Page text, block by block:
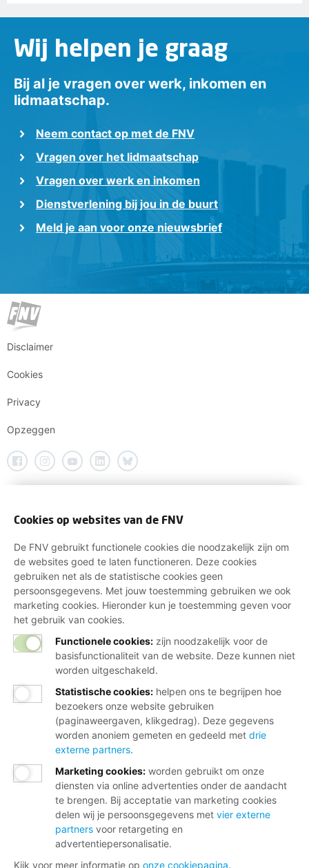
Wij helpen je graag
Bij al je vragen over werk, inkomen en
lidmaatschap.
Neem contact op met de FNV
Vragen over het lidmaatschap
Vragen over werk en inkomen
Dienstverlening bij jou in de buurt
Meld je aan voor onze nieuwsbrief
Disclaimer
Cookies
Privacy
Opzeggen
Cookies op websites van de FNV
De FNV gebruikt functionele cookies die noodzakelijk zijn om
de websites goed te laten functioneren. Deze cookies
gebruiken net als de statistische cookies geen
persoonsgegevens. Met jouw toestemming gebruiken we ook
marketing cookies. Hieronder kun je toestemming geven voor
het gebruik van cookies.
Functionele cookies: zijn noodzakelijk voor de
basisfunctionaliteit van de website. Deze kunnen niet
worden uitgeschakeld.
Statistische cookies: helpen ons te begrijpen hoe
bezoekers onze website gebruiken
(paginaweergaven, klikgedrag). Deze gegevens
worden anoniem gemeten en gedeeld met drie
externe partners.
Marketing cookies: worden gebruikt om onze
diensten via online advertenties onder de aandacht
te brengen. Bij acceptatie van marketing cookies
delen wij je persoonsgegevens met vier externe
partners voor retargeting en
advertentiepersonalisatie.
Kijk voor meer informatie op onze cookiepagina.